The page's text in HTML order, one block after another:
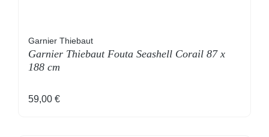
Garnier Thiebaut
Garnier Thiebaut Fouta Seashell Corail 87 x
188 cm
Regulärer Preis:
59,00 €